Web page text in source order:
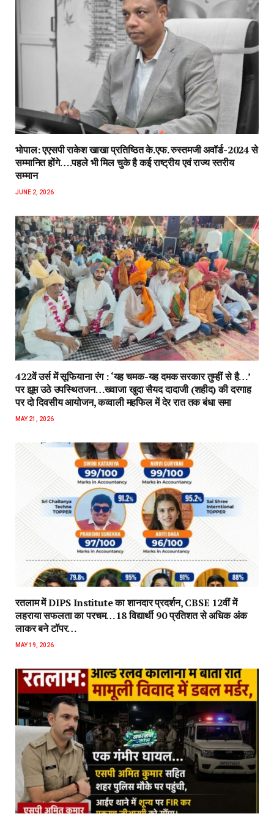
भोपाल: एएसपी राकेश‌ खाखा प्रतिष्ठित के.एफ. रुस्तमजी अवॉर्ड-2024 से
सम्मानित होंगे….पहले भी मिल चुके है कई राष्ट्रीय एवं राज्य स्तरीय
सम्मान
JUNE 2, 2026
422वें उर्स में सूफियाना रंग : ‘यह चमक-यह दमक सरकार तुम्हीं से है…’
पर झूम उठे उपस्थितजन…ख्वाजा खुदा सैयद दादाजी (शहीद) की दरगाह
पर दो दिवसीय आयोजन, कव्वाली महफिल में देर रात तक बंधा समा
MAY 21, 2026
रतलाम में DIPS Institute का शानदार प्रदर्शन, CBSE 12वीं में
लहराया सफलता का परचम…18 विद्यार्थी 90 प्रतिशत से अधिक अंक
लाकर बने टॉपर…
MAY 19, 2026